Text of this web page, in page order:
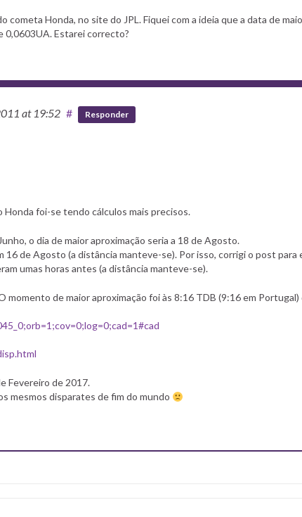
cometa Honda, no site do JPL. Fiquei com a ideia que a data de
0,0603UA. Estarei correcto?
at 19:52 # Responder
Honda foi-se tendo cálculos mais precisos.
o dia de maior aproximação seria a 18 de Agosto.
de Agosto (a distância manteve-se). Por isso, corrigi o post para
umas horas antes (a distância manteve-se).
momento de maior aproximação foi às 8:16 TDB (9:16 em Portugal)
Fevereiro de 2017.
mesmos disparates de fim do mundo